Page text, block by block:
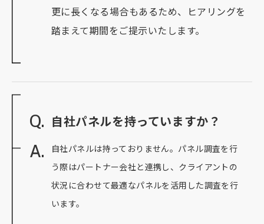
更に長くなる場合もあるため、ヒアリングを
踏まえて期間をご提示いたします。
Q. 自社パネルを持っていますか？
A.
自社パネルは持っておりません。パネル調査を行
う際はパートナー会社と連携し、クライアントの
状況に合わせて最適なパネルを活用した調査を行
います。